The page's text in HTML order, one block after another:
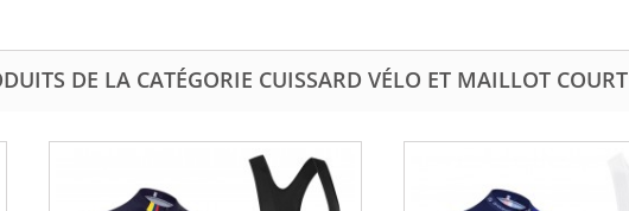
DE LA CATÉGORIE CUISSARD VÉLO ET MAILLOT COURT